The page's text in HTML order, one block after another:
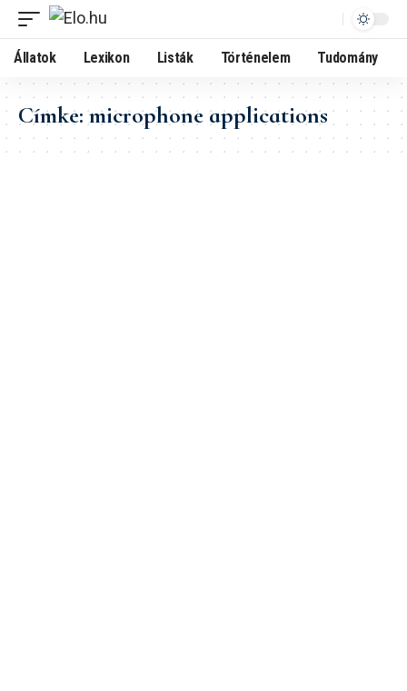
Állatok Lexikon Listák Történelem Tudomány
Címke:microphone applications